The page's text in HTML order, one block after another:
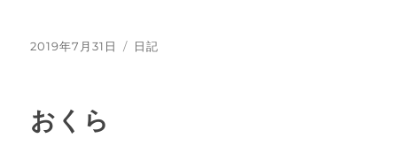
投
2019年7月31日
カ
日記
おくら